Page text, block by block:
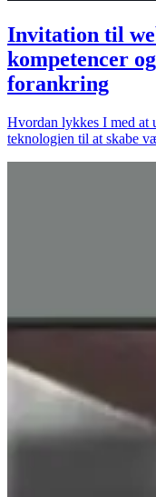
Invitation til
kompetencer
forankring
Hvordan lykkes I med at
teknologien til at skabe